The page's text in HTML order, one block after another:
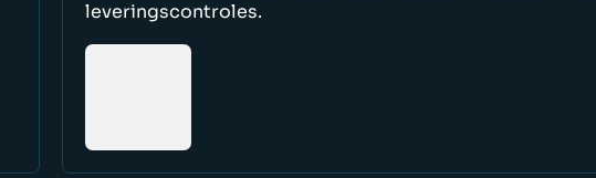
leveringscontroles.